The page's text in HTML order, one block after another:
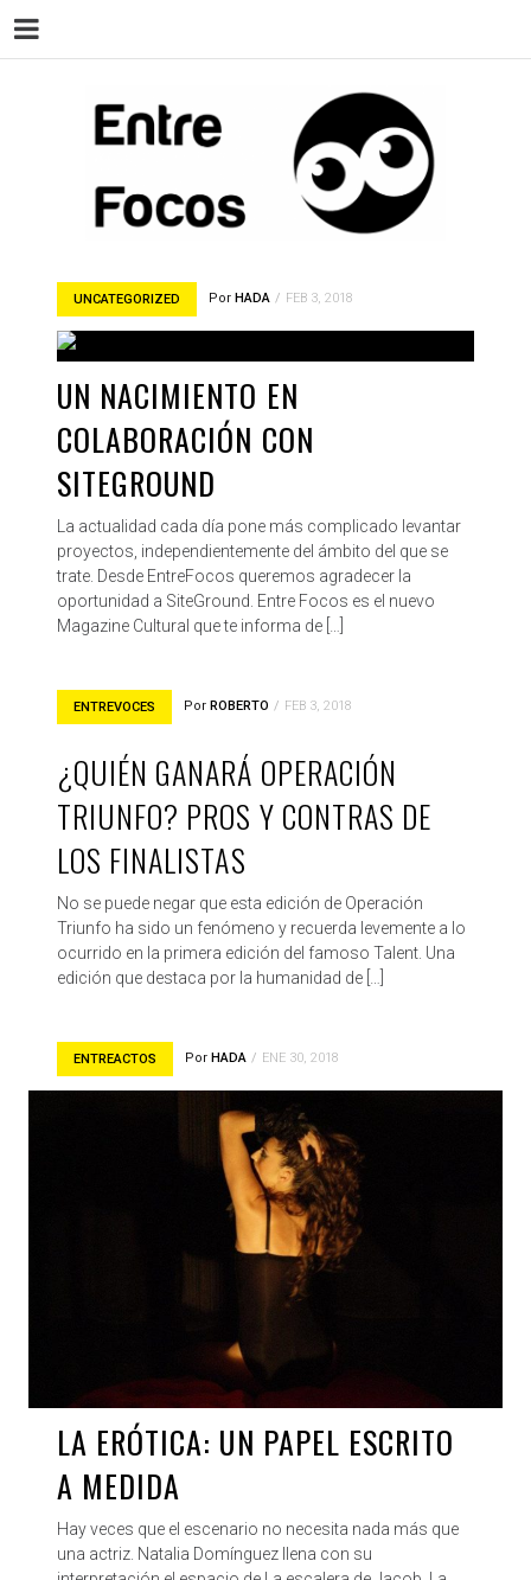
UNCATEGORIZED Por HADA FEB 3, 2018
UN NACIMIENTO EN
COLABORACIÓN CON
SITEGROUND
La actualidad cada día pone más complicado levantar
proyectos, independientemente del ámbito del que se
trate. Desde EntreFocos queremos agradecer la
oportunidad a SiteGround. Entre Focos es el nuevo
Magazine Cultural que te informa de […]
ENTREVOCES Por ROBERTO FEB 3, 2018
¿QUIÉN GANARÁ OPERACIÓN
TRIUNFO? PROS Y CONTRAS DE
LOS FINALISTAS
No se puede negar que esta edición de Operación
Triunfo ha sido un fenómeno y recuerda levemente a lo
ocurrido en la primera edición del famoso Talent. Una
edición que destaca por la humanidad de […]
ENTREACTOS Por HADA ENE 30, 2018
LA ERÓTICA: UN PAPEL ESCRITO
A MEDIDA
Hay veces que el escenario no necesita nada más que
una actriz. Natalia Domínguez llena con su